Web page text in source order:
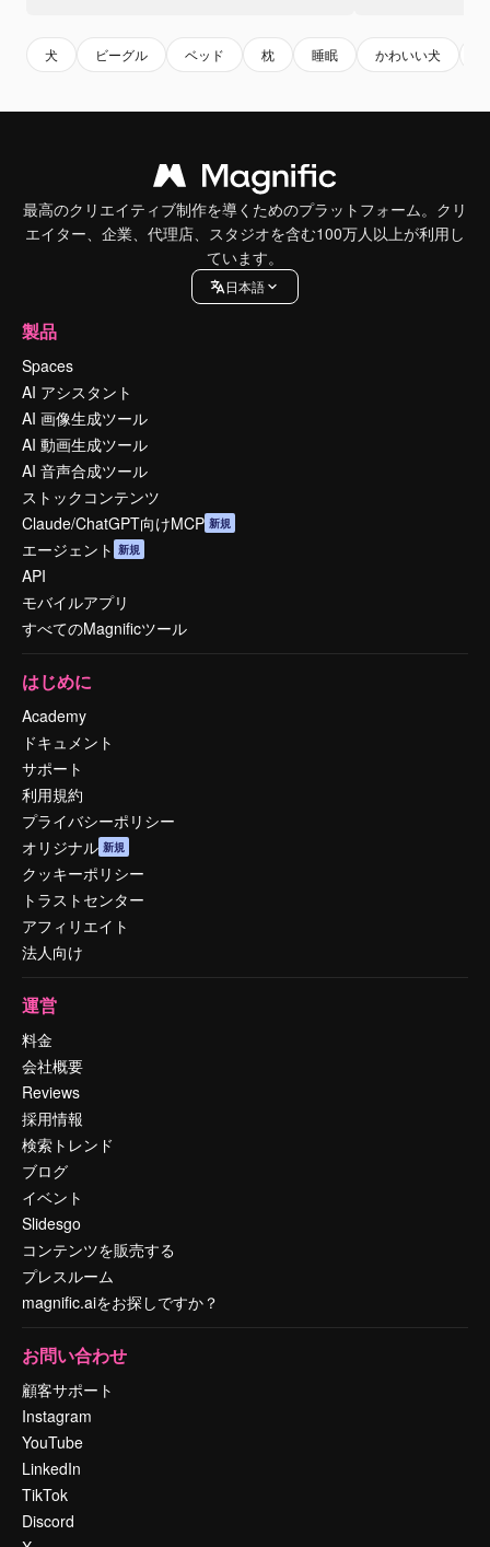
犬 ビーグル ベッド 枕 睡眠 かわいい犬
最高のクリエイティブ制作を導くためのプラットフォーム。クリ
エイター、企業、代理店、スタジオを含む100万人以上が利用し
ています。
日本語
製品
Spaces
AI アシスタント
AI 画像生成ツール
AI 動画生成ツール
AI 音声合成ツール
ストックコンテンツ
Claude/ChatGPT向けMCP 新規
エージェント 新規
API
モバイルアプリ
すべてのMagnificツール
はじめに
Academy
ドキュメント
サポート
利用規約
プライバシーポリシー
オリジナル 新規
クッキーポリシー
トラストセンター
アフィリエイト
法人向け
運営
料金
会社概要
Reviews
採用情報
検索トレンド
ブログ
イベント
Slidesgo
コンテンツを販売する
プレスルーム
magnific.aiをお探しですか？
お問い合わせ
顧客サポート
Instagram
YouTube
LinkedIn
TikTok
Discord